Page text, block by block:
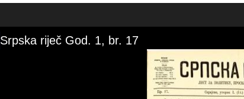
Srpska riječ God. 1, br. 17